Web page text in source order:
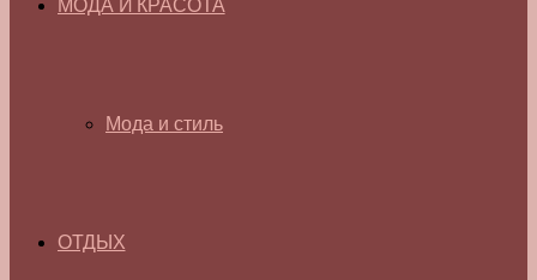
МОДА И КРАСОТА
Мода и стиль
ОТДЫХ